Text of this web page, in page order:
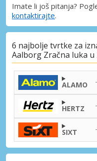
Imate li još pitanja?
kontaktirajte.
6 najbolje tvrtke za
Aalborg Zračna luka u
ALAMO
HERTZ
SIXT